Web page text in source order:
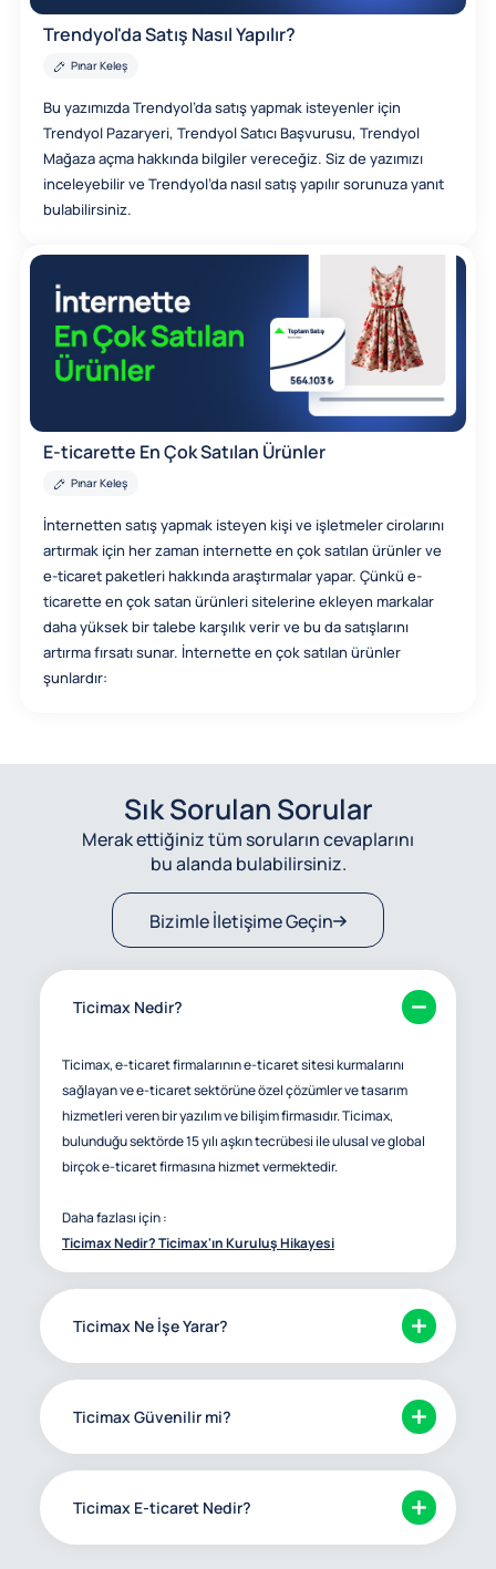
Trendyol'da Satış Nasıl Yapılır?
Pınar Keleş
Bu yazımızda Trendyol’da satış yapmak isteyenler için
Trendyol Pazaryeri, Trendyol Satıcı Başvurusu, Trendyol
Mağaza açma hakkında bilgiler vereceğiz. Siz de yazımızı
inceleyebilir ve Trendyol’da nasıl satış yapılır sorunuza yanıt
bulabilirsiniz.
E-ticarette En Çok Satılan Ürünler
Pınar Keleş
İnternetten satış yapmak isteyen kişi ve işletmeler cirolarını
artırmak için her zaman internette en çok satılan ürünler ve
e-ticaret paketleri hakkında araştırmalar yapar. Çünkü e-
ticarette en çok satan ürünleri sitelerine ekleyen markalar
daha yüksek bir talebe karşılık verir ve bu da satışlarını
artırma fırsatı sunar. İnternette en çok satılan ürünler
şunlardır:
Sık Sorulan Sorular
Merak ettiğiniz tüm soruların cevaplarını
bu alanda bulabilirsiniz.
Bizimle İletişime Geçin
Ticimax Nedir?
Ticimax, e-ticaret firmalarının e-ticaret sitesi kurmalarını
sağlayan ve e-ticaret sektörüne özel çözümler ve tasarım
hizmetleri veren bir yazılım ve bilişim firmasıdır. Ticimax,
bulunduğu sektörde 15 yılı aşkın tecrübesi ile ulusal ve global
birçok e-ticaret firmasına hizmet vermektedir.
Daha fazlası için :
Ticimax Nedir? Ticimax'ın Kuruluş Hikayesi
Ticimax Ne İşe Yarar?
Ticimax Güvenilir mi?
Ticimax E-ticaret Nedir?